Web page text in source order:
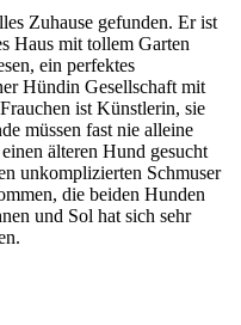
Zuhause gefunden. Er ist
Haus mit tollem Garten
ein perfektes
Hündin Gesellschaft mit
ist Künstlerin, sie
müssen fast nie alleine
älteren Hund gesucht
unkomplizierten Schmuser
die beiden Hunden
und Sol hat sich sehr